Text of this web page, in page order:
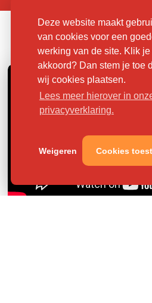
Deze website maakt
van cookies voor een
werking van de site. Klik je
akkoord? Dan stem je toe
wij cookies plaatsen.
Lees meer hierover in
privacyverklaring.
Weigeren Cookies